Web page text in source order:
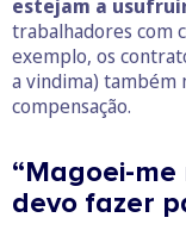
estejam a
trabalhadores com
exemplo, os
a vindima) também
compensação.
“Magoei-
devo fazer